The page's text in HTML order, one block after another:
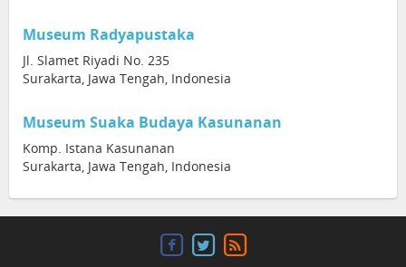
Museum Radyapustaka
Jl. Slamet Riyadi No. 235
Surakarta, Jawa Tengah, Indonesia
Museum Suaka Budaya Kasunanan
Komp. Istana Kasunanan
Surakarta, Jawa Tengah, Indonesia